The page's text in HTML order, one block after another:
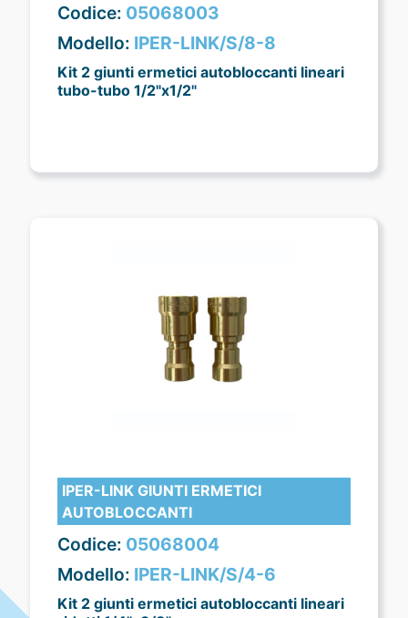
Codice: 05068003
Modello: IPER-LINK/S/8-8
Kit 2 giunti ermetici autobloccanti lineari
tubo-tubo 1/2"x1/2"
IPER-LINK GIUNTI ERMETICI
AUTOBLOCCANTI
Codice: 05068004
Modello: IPER-LINK/S/4-6
Kit 2 giunti ermetici autobloccanti lineari